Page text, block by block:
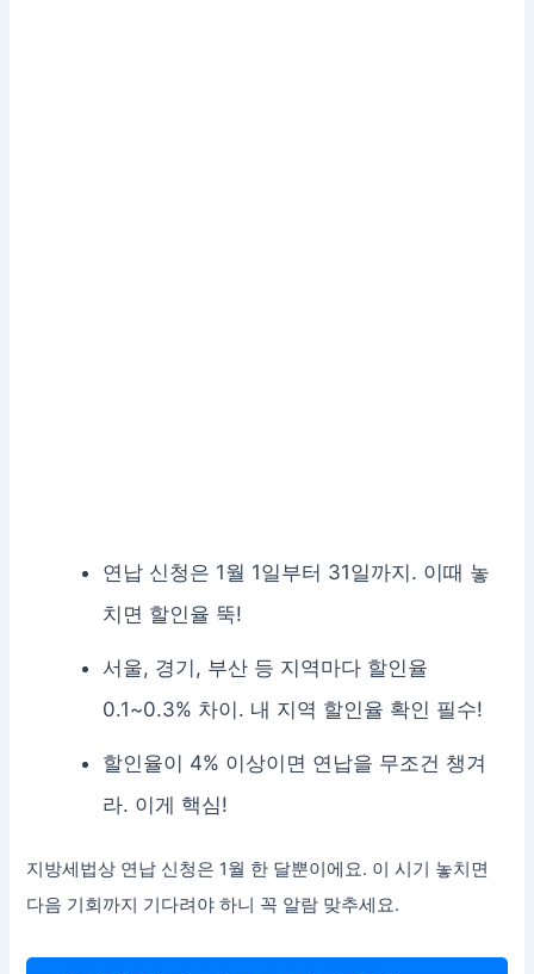
연납 신청은 1월 1일부터 31일까지. 이때 놓
치면 할인율 뚝!
서울, 경기, 부산 등 지역마다 할인율
0.1~0.3% 차이. 내 지역 할인율 확인 필수!
할인율이 4% 이상이면 연납을 무조건 챙겨
라. 이게 핵심!
지방세법상 연납 신청은 1월 한 달뿐이에요. 이 시기 놓치면
다음 기회까지 기다려야 하니 꼭 알람 맞추세요.